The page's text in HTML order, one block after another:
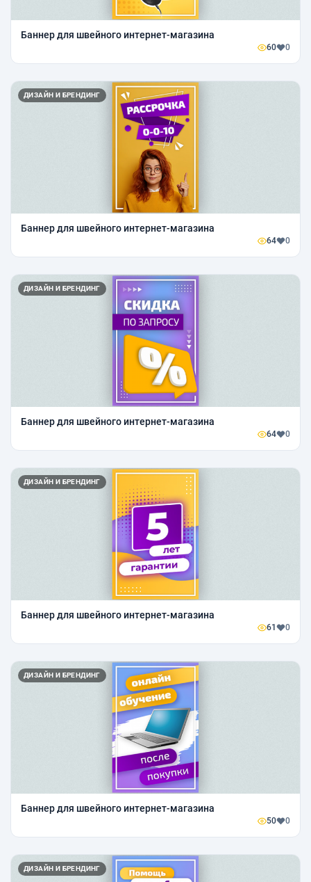
Баннер для швейного интернет-магазина
60 0
ДИЗАЙН И БРЕНДИНГ
Баннер для швейного интернет-магазина
64 0
ДИЗАЙН И БРЕНДИНГ
Баннер для швейного интернет-магазина
64 0
ДИЗАЙН И БРЕНДИНГ
Баннер для швейного интернет-магазина
61 0
ДИЗАЙН И БРЕНДИНГ
Баннер для швейного интернет-магазина
50 0
ДИЗАЙН И БРЕНДИНГ